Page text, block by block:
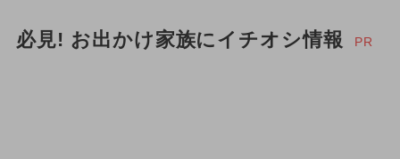
必見! お出かけ家族にイチオシ情報 PR